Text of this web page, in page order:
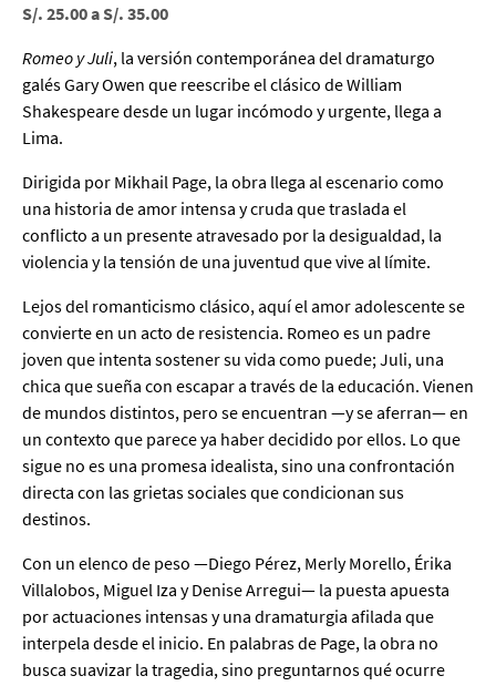
S/. 25.00 a S/. 35.00
Romeo y Juli, la versión contemporánea del dramaturgo
galés Gary Owen que reescribe el clásico de William
Shakespeare desde un lugar incómodo y urgente, llega a
Lima.
Dirigida por Mikhail Page, la obra llega al escenario como
una historia de amor intensa y cruda que traslada el
conflicto a un presente atravesado por la desigualdad, la
violencia y la tensión de una juventud que vive al límite.
Lejos del romanticismo clásico, aquí el amor adolescente se
convierte en un acto de resistencia. Romeo es un padre
joven que intenta sostener su vida como puede; Juli, una
chica que sueña con escapar a través de la educación. Vienen
de mundos distintos, pero se encuentran —y se aferran— en
un contexto que parece ya haber decidido por ellos. Lo que
sigue no es una promesa idealista, sino una confrontación
directa con las grietas sociales que condicionan sus
destinos.
Con un elenco de peso —Diego Pérez, Merly Morello, Érika
Villalobos, Miguel Iza y Denise Arregui— la puesta apuesta
por actuaciones intensas y una dramaturgia afilada que
interpela desde el inicio. En palabras de Page, la obra no
busca suavizar la tragedia, sino preguntarnos qué ocurre